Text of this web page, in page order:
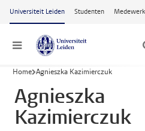
Ga naar hoofdinhoud
Universiteit Leiden Studenten
Menu
Home Agnieszka Kazimierczuk
Agnieszka
Kazimierczuk